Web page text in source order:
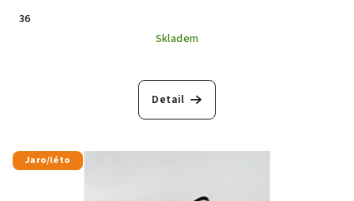
36
Skladem
Detail
Jaro/léto